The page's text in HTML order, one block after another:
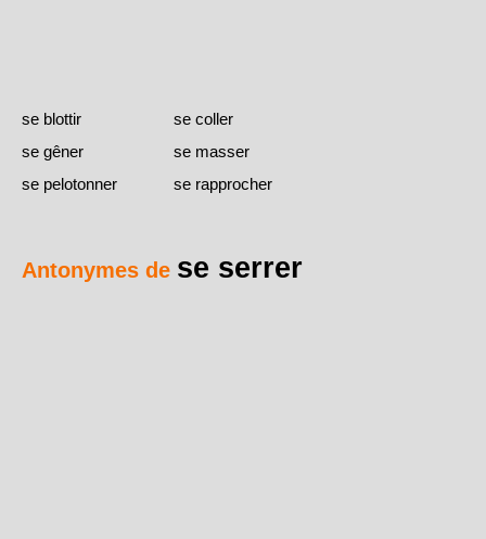
se blottir
se coller
se gêner
se masser
se pelotonner
se rapprocher
Antonymes de se serrer